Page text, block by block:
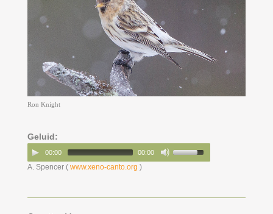
Ron Knight
Geluid:
00:00 00:00
A. Spencer ( www.xeno-canto.org )